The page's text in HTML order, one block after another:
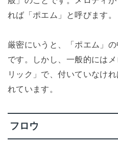
れば「ポエム」と呼びます。
厳密にいうと、「ポエム」
です。しかし、一般的には
リック」で、付いていなけ
れています。
フロウ